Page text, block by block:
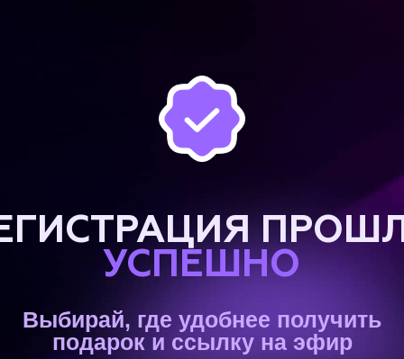
ПРОШЛА
Выбирай, где удобнее получить
подаро к и ссылку на эфир